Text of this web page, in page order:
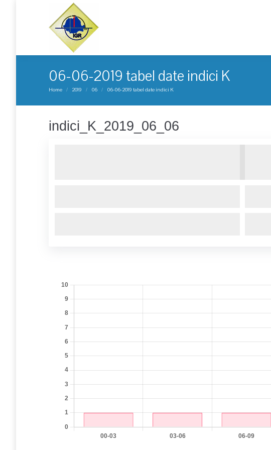
06-06-2019 tabel date indici K
You are here:
Home 2019 06 06-06-2019 tabel date indici K
indici_K_2019_06_06